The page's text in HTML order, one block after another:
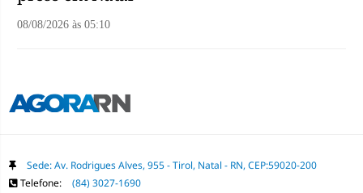
08/08/2026 às 05:10
Sede: Av. Rodrigues Alves, 955 - Tirol, Natal - RN, CEP:59020-200
Telefone:
(84) 3027-1690